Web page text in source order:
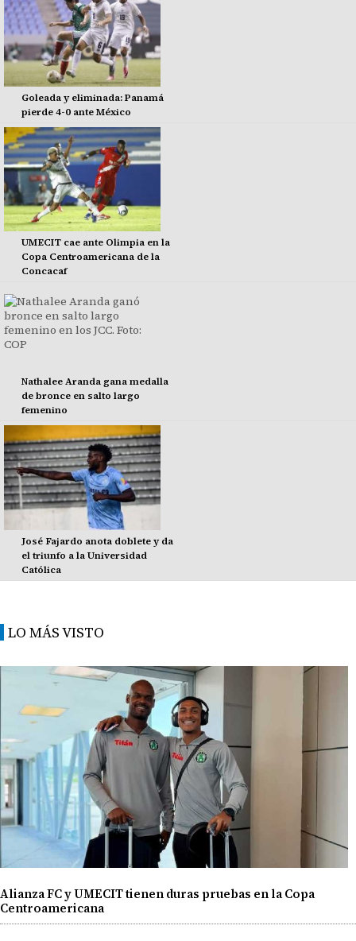
Goleada y eliminada: Panamá
pierde 4-0 ante México
UMECIT cae ante Olimpia en la
Copa Centroamericana de la
Concacaf
Nathalee Aranda gana medalla
de bronce en salto largo
femenino
José Fajardo anota doblete y da
el triunfo a la Universidad
Católica
LO MÁS VISTO
Alianza FC y UMECIT tienen duras pruebas en la Copa
Centroamericana